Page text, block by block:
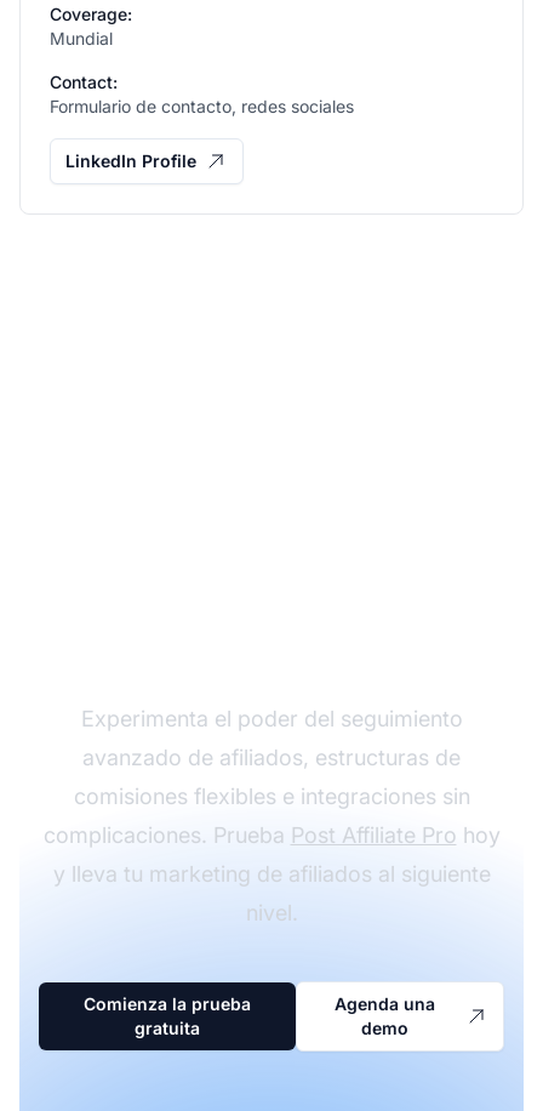
Coverage:
Mundial
Contact:
Formulario de contacto, redes sociales
LinkedIn Profile
Experimenta el poder del seguimiento
avanzado de afiliados, estructuras de
comisiones flexibles e integraciones sin
complicaciones. Prueba Post Affiliate Pro hoy
y lleva tu marketing de afiliados al siguiente
nivel.
Comienza la prueba
gratuita
Agenda una
demo